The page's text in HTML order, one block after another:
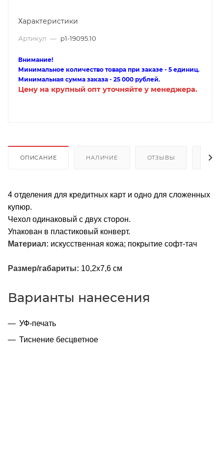
Характеристики
Артикул — p1-19095.10
Внимание!
Минимальное количество товара при заказе - 5 единиц.
Минимальная сумма заказа - 25 000 рублей.
Цену на крупный опт уточняйте у менеджера.
ОПИСАНИЕ НАЛИЧИЕ ОТЗЫВЫ
4 отделения для кредитных карт и одно для сложенных
купюр.
Чехол одинаковый с двух сторон.
Упакован в пластиковый конверт.
Материал: искусственная кожа; покрытие софт-тач
Размер/габариты: 10,2x7,6 см
Варианты нанесения
УФ-печать
Тиснение бесцветное